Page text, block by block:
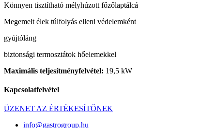
Könnyen tisztítható mélyhúzott főzőlaptálcá
Megemelt élek túlfolyás elleni védelemként
gyújtóláng
biztonsági termosztátok hőelemekkel
Maximális teljesítményfelvétel: 19,5 kW
Kapcsolatfelvétel
ÜZENET AZ ÉRTÉKESÍTŐNEK
info@gastrogroup.hu